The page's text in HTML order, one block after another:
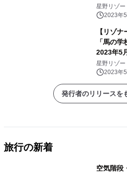
2023年6
星野リゾー
2023年
【リゾ
「馬の
2023年5
星野リゾー
2023年
発行者のリリースを
旅行の新着
空気階段